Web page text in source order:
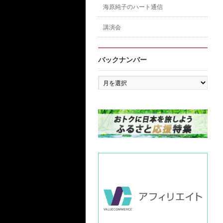
海原純子のハート通信
講演会
バックナンバー
バ
ッ
ン
バ
ー